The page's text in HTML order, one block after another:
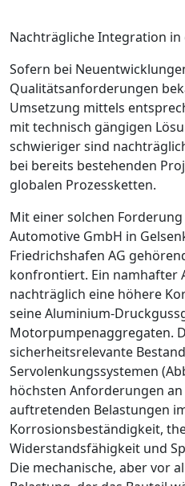
Nachträgliche ­Integration in
Sofern bei
Qualitätsanforderungen
Umsetzung mittels
mit technisch gängigen
schwieriger sind
bei bereits bestehenden
globalen Prozessketten.
Mit einer solchen Forderung
Automotive GmbH in
Friedrichshafen AG
konfrontiert. Ein namhafter
nachträglich eine höhere
seine Aluminium-
Motorpumpenaggregaten.
sicherheitsrelevante
Servolenkungssystemen (
höchsten Anforderungen
auftretenden Belastungen
Korrosionsbeständigkeit,
Widerstandsfähigkeit und
Die mechanische, aber vor